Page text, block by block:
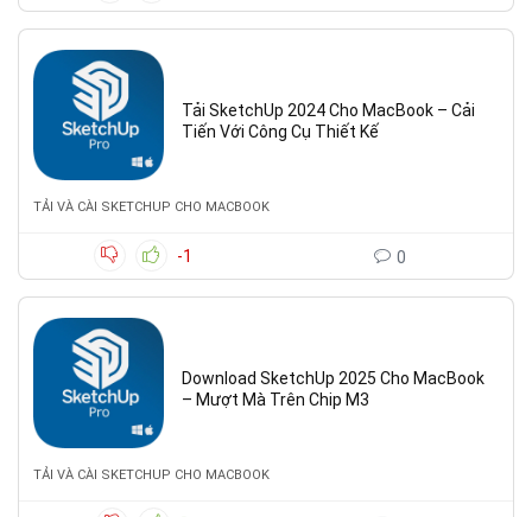
Tải SketchUp 2024 Cho MacBook – Cải
Tiến Với Công Cụ Thiết Kế
TẢI VÀ CÀI SKETCHUP CHO MACBOOK
-1 0
Download SketchUp 2025 Cho MacBook
– Mượt Mà Trên Chip M3
TẢI VÀ CÀI SKETCHUP CHO MACBOOK